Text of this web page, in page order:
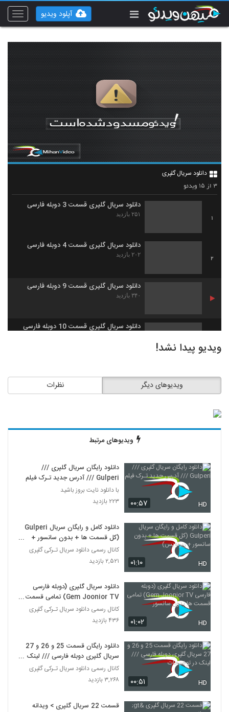
Toggle
آپلود ویدیو
دانلود سریال گلپری
۳ از ۱۵ ویدئو
1
دانلود سریال گلپری قسمت 3 دوبله فارسی
۲۵۱ بازدید
2
دانلود سریال گلپری قسمت 4 دوبله فارسی
۲۰۲ بازدید
دانلود سریال گلپری قسمت 9 دوبله فارسی
۳۴۰ بازدید
دانلود سریال گلپری قسمت 10 دوبله فارسی
۶۰۲ بازدید
ویدیو پیدا نشد!
نظرات ویدیوهای دیگر
ویدیوهای مرتبط
۰۰:۵۷ HD
دانلود رایگان سریال گلپری ///
Gulperi /// آدرس جدید تـرک فیلم
با دانلود نایت بروز باشید
۲۲۳ بازدید
۰۱:۱۰ HD
دانلود کامل و رایگان سریال Gulperi
(کل قسمت ها + بدون سانسور +
زیرنویس)
کانال رسمی دانلود سریال تـرکی گلپری
۲,۵۲۱ بازدید
۰۱:۰۲ HD
دانلود سریال گلپری (دوبله فارسی
Gem Joonior TV) تمامی قسمت
ها بدون سانسور
کانال رسمی دانلود سریال تـرکی گلپری
۴۳۶ بازدید
۰۰:۵۱ HD
دانلود رایگان قسمت 25 و 26 و 27
سریال گلپری دوبله فارسی /// لینک در
توضیحات
کانال رسمی دانلود سریال تـرکی گلپری
۳,۲۶۸ بازدید
قسمت 22 سریال گلپری > ویدانه